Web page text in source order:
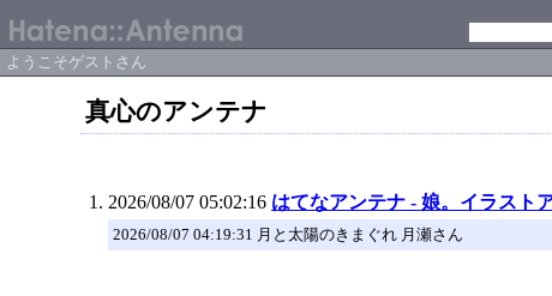
ようこそゲストさん
真心のアンテナ
2026/08/07 05:02:16 はてなアンテナ - 娘。イラスト
2026/08/07 04:19:31 月と太陽のきまぐれ 月瀬さん